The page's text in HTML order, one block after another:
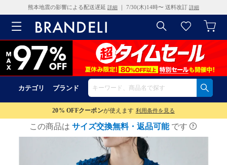
熊本地震の影響による配送遅延 詳細 ｜ 7/30(木)14時〜 送料改訂 詳細
カテゴリ ブランド
20% OFFクーポンが使えます 利用条件を見る
この商品は サイズ交換無料・返品可能 です